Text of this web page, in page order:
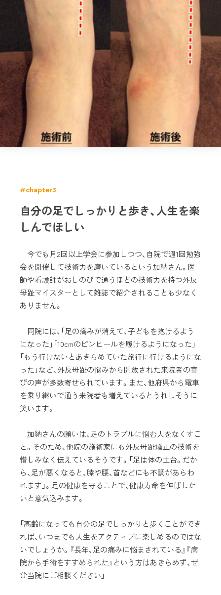
#chapter3
自分の足でしっかりと歩き、人生を楽
しんでほしい
今でも月2回以上学会に参加しつつ、自院で週1回勉強
会を開催して技術力を磨いているという加納さん。医
師や看護師がおしのびで通うほどの技術力を持つ外反
母趾マイスターとして雑誌で紹介されることも少なく
ありません。
同院には、「足の痛みが消えて、子どもを抱けるよう
になった」「10cmのピンヒールを履けるようになった」
「もう行けないとあきらめていた旅行に行けるようにな
った」など、外反母趾の悩みから開放された来院者の喜
びの声が多数寄せられています。また、他府県から電車
を乗り継いで通う来院者も増えているとうれしそうに
笑います。
加納さんの願いは、足のトラブルに悩む人をなくすこ
と。そのため、他院の施術家にも外反母趾矯正の技術を
惜しみなく伝えているそうです。「足は体の土台。だか
ら、足が悪くなると、膝や腰、首などにも不調があらわ
れます」。足の健康を守ることで、健康寿命を伸ばした
いと意気込みます。
「高齢になっても自分の足でしっかりと歩くことができ
れば、いつまでも人生をアクティブに楽しめるのではな
いでしょうか。『長年、足の痛みに悩まされている』『病
院から手術をすすめられた』という方はあきらめず、ぜ
ひ当院にご相談ください」